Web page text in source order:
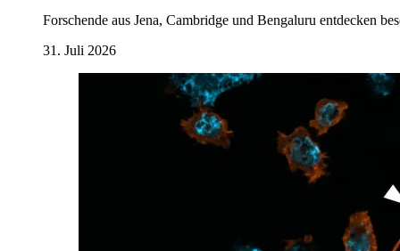
Forschende aus Jena, Cambridge und Bengaluru entdecken
31. Juli 2026